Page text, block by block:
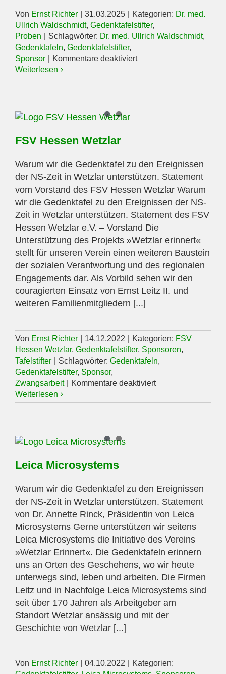
Von Ernst Richter 31.03.2025 Kategorien: Dr. med.
Ullrich Waldschmidt, Gedenktafelstifter,
Proben
Schlagwörter: Dr. med. Ullrich Waldschmidt,
Gedenktafeln, Gedenktafelstifter,
Sponsor
Kommentare deaktiviertfür
med.
Weiterlesen
FSV Hessen Wetzlar
Warum wir die Gedenktafel zu den Ereignissen
der NS-Zeit in Wetzlar unterstützen. Statement
vom Vorstand des FSV Hessen Wetzlar Warum
wir die Gedenktafel zu den Ereignissen der NS-
Zeit in Wetzlar unterstützen. Statement des FSV
Hessen Wetzlar e.V. – Vorstand Die
Unterstützung des Projekts »Wetzlar erinnert«
stellt für unseren Verein einen weiteren Baustein
der sozialen Verantwortung und des regionalen
Engagements dar. Als Vorbild sehen wir den
couragierten Einsatz von Ernst Leitz II. und
weiteren Familienmitgliedern [...]
Von Ernst Richter 14.12.2022 Kategorien: FSV
Hessen Wetzlar, Gedenktafelstifter, Sponsoren,
Tafelstifter
Schlagwörter: Gedenktafeln,
Gedenktafelstifter, Sponsor,
Zwangsarbeit
Kommentare deaktiviertfür
Hessen
Weiterlesen
Leica Microsystems
Warum wir die Gedenktafel zu den Ereignissen
der NS-Zeit in Wetzlar unterstützen. Statement
von Dr. Annette Rinck, Präsidentin von Leica
Microsystems Gerne unterstützen wir seitens
Leica Microsystems die Initiative des Vereins
»Wetzlar Erinnert«. Die Gedenktafeln erinnern
uns an Orten des Geschehens, wo wir heute
unterwegs sind, leben und arbeiten. Die Firmen
Leitz und in Nachfolge Leica Microsystems sind
seit über 170 Jahren als Arbeitgeber am
Standort Wetzlar ansässig und mit der
Geschichte von Wetzlar [...]
Von Ernst Richter 04.10.2022
Kategorien: